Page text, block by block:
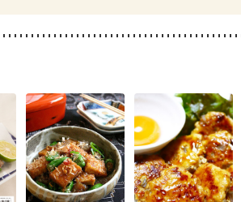
産後（ミルク） 骨折 関節リウマチ
乾癬